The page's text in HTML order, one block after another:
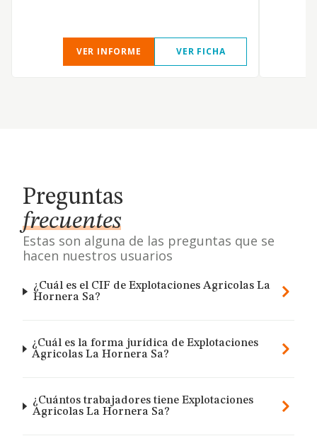
VER INFORME VER FICHA
Preguntas
frecuentes
Estas son alguna de las preguntas que se
hacen nuestros usuarios
¿Cuál es el CIF de Explotaciones Agricolas La
Hornera Sa?
¿Cuál es la forma jurídica de Explotaciones
Agricolas La Hornera Sa?
¿Cuántos trabajadores tiene Explotaciones
Agricolas La Hornera Sa?